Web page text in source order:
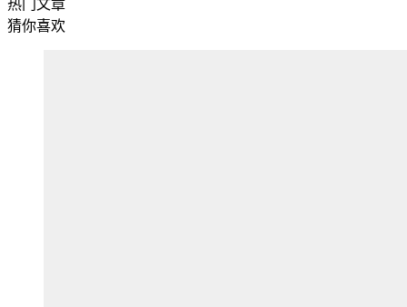
热门文章
猜你喜欢